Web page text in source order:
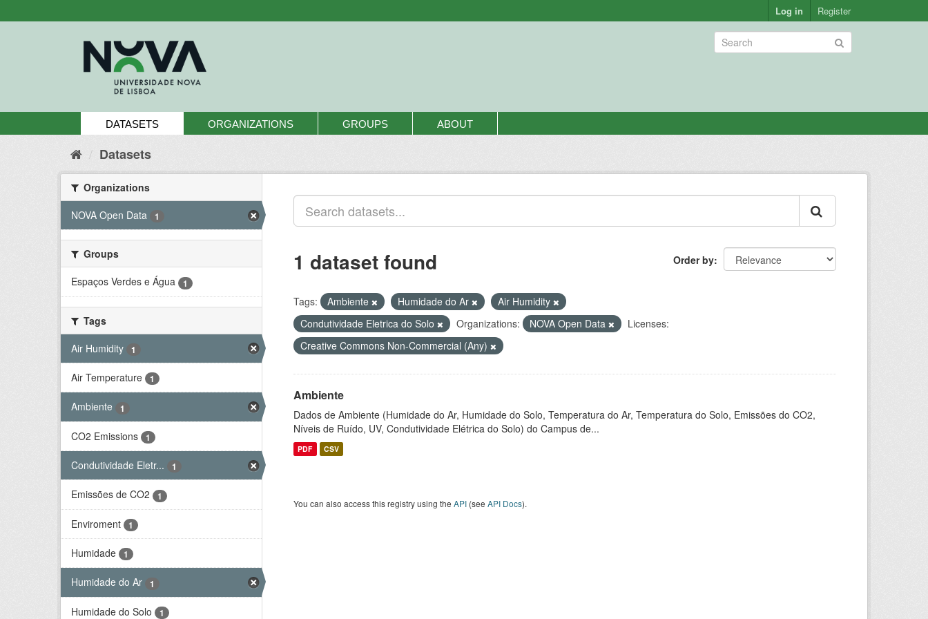
to
Log in Register
DATASETS ORGANIZATIONS GROUPS ABOUT
Datasets
Organizations
NOVA Open Data
1
Groups
Espaços Verdes e Água
1
Tags
Air Humidity
1
Air Temperature 1
Ambiente 1
CO2 Emissions 1
Condutividade Eletr... 1
Emissões de CO2 1
Enviroment 1
Humidade 1
Humidade do Ar 1
Humidade do Solo 1
Order by
1 dataset found
Tags: Ambiente Humidade do Ar
Air Humidity
Condutividade Eletrica do Solo
Organizations: NOVA Open Data
Licenses:
Creative Commons Non-Commercial (Any)
Ambiente
Dados de Ambiente (Humidade do Ar, Humidade do Solo, Temperatura do Ar, Temperatura do Solo, Emissões do CO2,
Níveis de Ruído, UV, Condutividade Elétrica do Solo) do Campus de...
PDF CSV
You can also access this registry using the API (see API Docs).